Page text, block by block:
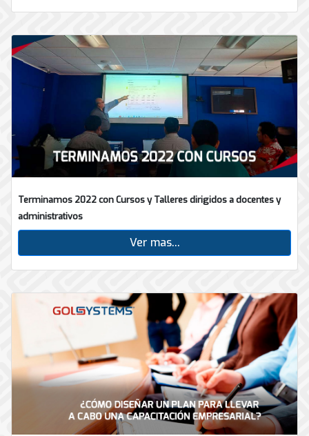
Terminamos 2022 con Cursos y Talleres dirigidos a docentes y
administrativos
Ver mas...